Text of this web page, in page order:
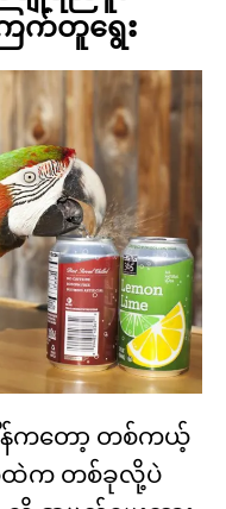
ြက်တူရွေး
ျိန်ကတော့ တစ်ကယ့်
တွေထဲက တစ်ခုလို့ပဲ